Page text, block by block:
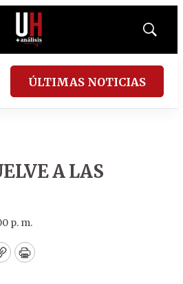
Mostrar
ÚLTIMAS NOTICIAS
A LAS
p. m.
CopyPrint